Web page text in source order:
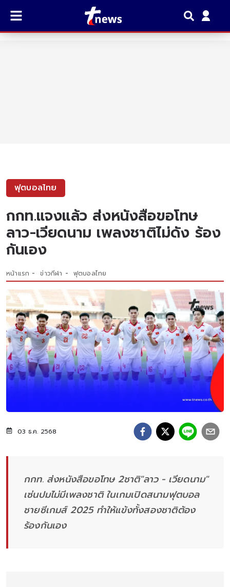
ฟุตบอลไทย
กกท.แจงแล้ว ส่งหนังสือขอโทษ
ลาว-เวียดนาม เพลงชาติไม่ดัง ร้อง
กันเอง
หน้าแรก ข่าวกีฬา ฟุตบอลไทย
03 ธ.ค. 2568
กกท. ส่งหนังสือขอโทษ 2ชาติ"ลาว - เวียดนาม"
เซ่นปมไม่มีเพลงชาติ ในเกมเปิดสนามฟุตบอล
ชายซีเกมส์ 2025 ทำให้แข้งทั้งสองชาติต้อง
ร้องกันเอง